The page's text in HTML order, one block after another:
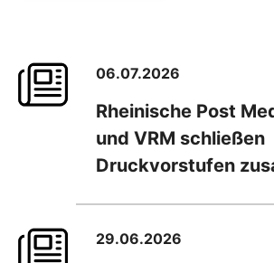
06.07.2026
Rheinische Post
und VRM schließen
Druckvorstufen
29.06.2026